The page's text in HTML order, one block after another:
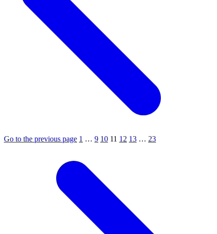
Go to the previous page 1 … 9 10 11 12 13 … 23